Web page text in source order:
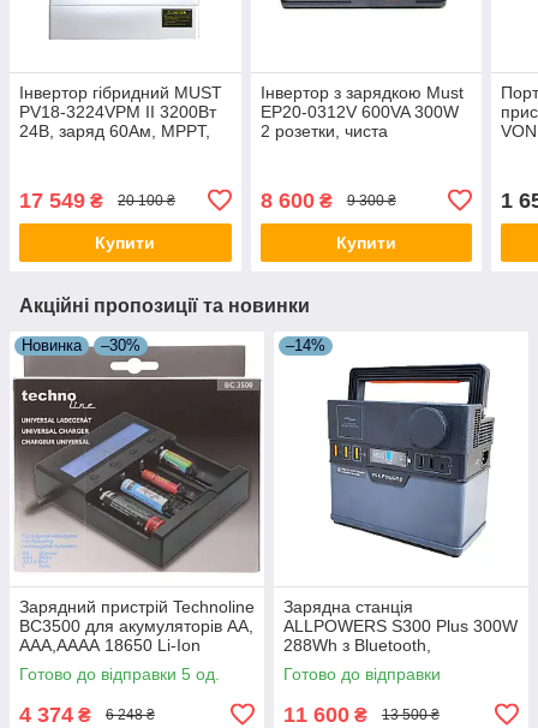
Інвертор гібридний MUST
PV18-3224VPM II 3200Вт
24В, заряд 60Ам, MPPT,
17 549 ₴ 20 100 ₴
Купити
Інвертор з зарядкою Must
EP20-0312V 600VA 300W
2 розетки, чиста
8 600₴ 9 300 ₴
Купити
1
Акційні пропозиції та новинки
Новинка –30%
Зарядний пристрій Technoline
BC3500 для акумуляторів AA,
AAA,АААА 18650 Li-Ion
LiFePO4, 4 незалежні канали,
тест ємності
Готово до відправки 5 од.
4 374 ₴ 6 248 ₴
–14%
Зарядна станція
ALLPOWERS S300 Plus 300W
288Wh з Bluetooth,
бездротовою зарядкою та
чистою синусоїдою Опис UA
Готово до відправки
11 600 ₴ 13 500 ₴